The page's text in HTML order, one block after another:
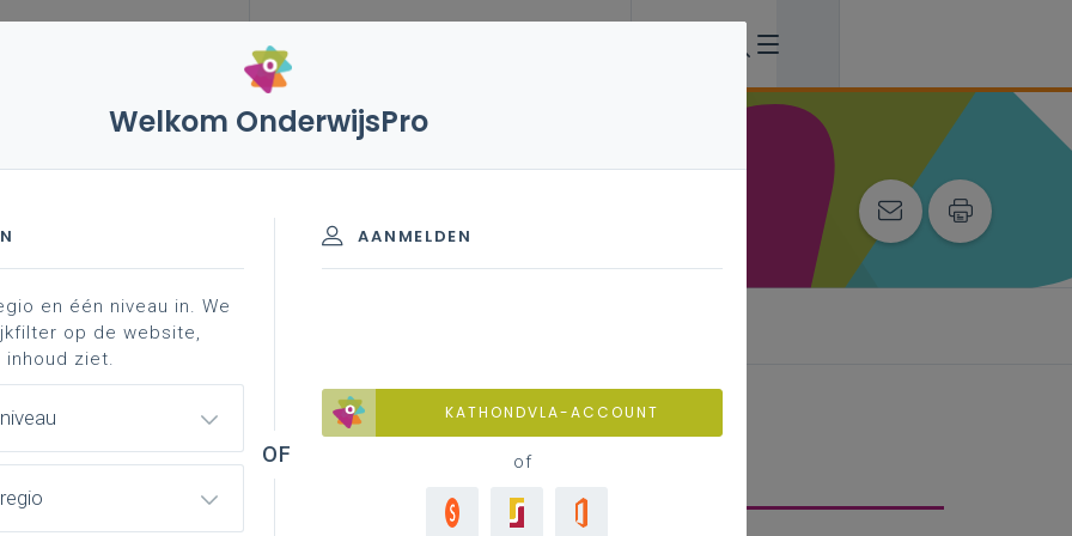
vakken en leerplannen 2de graad
- D-finaliteit
achtergrond
over aspecten van het leerplan:
Welkom OnderwijsPro
AANMELDEN
KATHONDVLA-ACCOUNT
of
en één niveau in. We
op de website,
ziet.